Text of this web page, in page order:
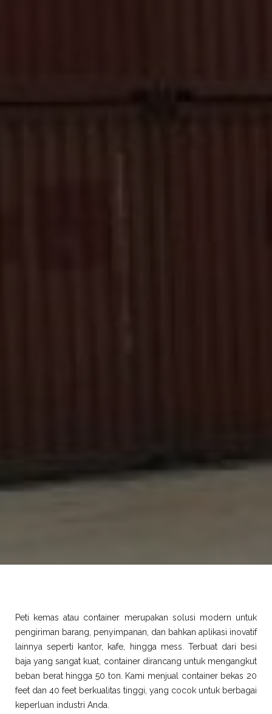
Peti kemas atau container merupakan solusi modern untuk
pengiriman barang, penyimpanan, dan bahkan aplikasi inovatif
lainnya seperti kantor, kafe, hingga mess. Terbuat dari besi
baja yang sangat kuat, container dirancang untuk mengangkut
beban berat hingga 50 ton. Kami menjual container bekas 20
feet dan 40 feet berkualitas tinggi, yang cocok untuk berbagai
keperluan industri Anda.